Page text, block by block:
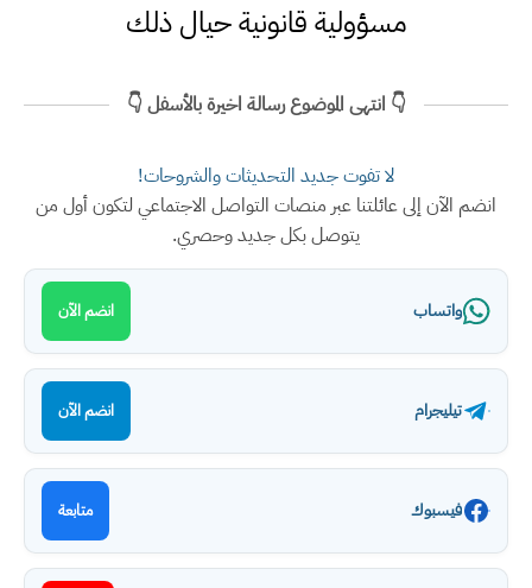
مسؤولية قانونية حيال ذلك
👇 انتهى الموضوع رسالة اخيرة بالأسفل 👇
لا تفوت جديد التحديثات والشروحات!
انضم الآن إلى عائلتنا عبر منصات التواصل الاجتماعي لتكون أول من
يتوصل بكل جديد وحصري.
واتساب انضم الآن
تيليجرام انضم الآن
فيسبوك متابعة